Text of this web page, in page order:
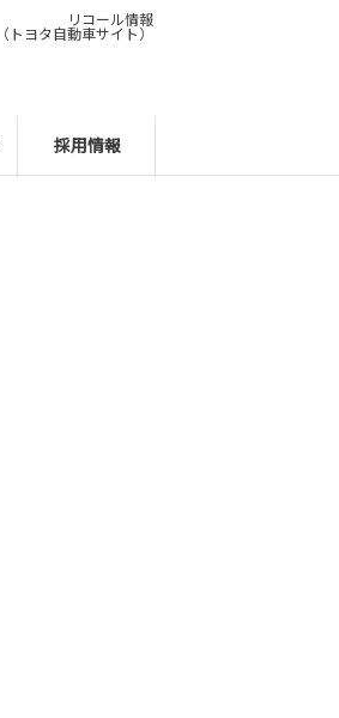
採用情報
リコール情報
（トヨタ自動車サイト）